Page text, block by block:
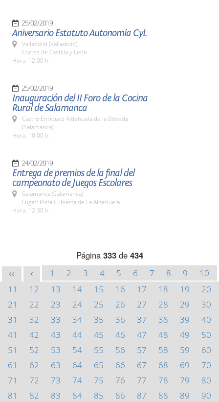
25/02/2019
Aniversario Estatuto Autonomía CyL
Valladolid (Valladolid)
Cortes de Castilla y León
Hora: 12:00 h.
25/02/2019
Inauguración del II Foro de la Cocina
Rural de Salamanca
Castro Enriquez Aldehuela de la Bóveda
(Salamanca)
Hora: 10:00 h.
24/02/2019
Entrega de premios de la final del
campeonato de Juegos Escolares
Salamanca (Salamanca)
Lugar: Pista Cubierta de La Aldehuela
Hora: 12:30 h.
Página 333de 434
<< < 1 2 3 4 5 6 7 8 9
10
11
12 13 14 15 16 17 18 19
20
21
22 23 24 25 26 27 28 29
30
31
32 33 34 35 36 37 38 39
40
41
42 43 44 45 46 47 48 49
50
51
52 53 54 55 56 57 58 59
60
61
62 63 64 65 66 67 68 69
70
71
72 73 74 75 76 77 78 79
80
81
82 83 84 85 86 87 88 89
90